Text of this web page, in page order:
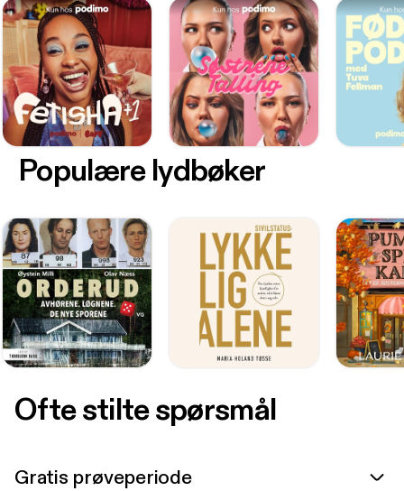
Populære lydbøker
Ofte stilte spørsmål
Gratis prøveperiode